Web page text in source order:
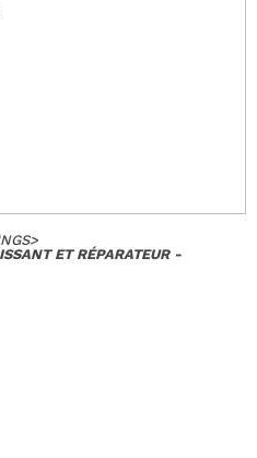
>
ET RÉPARATEUR -